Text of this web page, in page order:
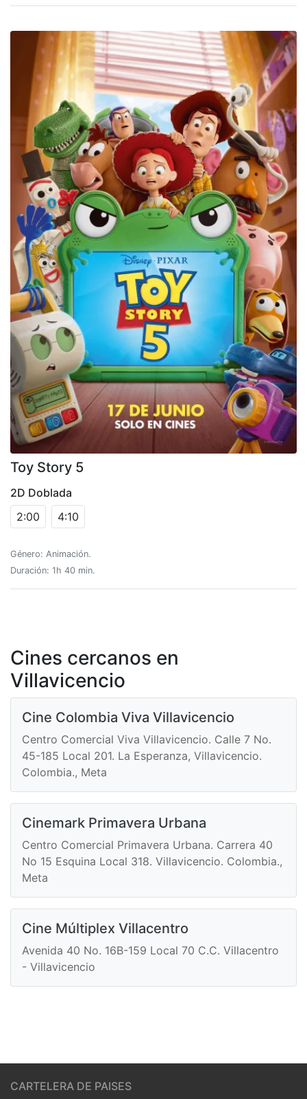
Toy Story 5
2D Doblada
2:00
4:10
Género: Animación.
Duración: 1h 40 min.
Cines cercanos en
Villavicencio
Cine Colombia Viva Villavicencio
Centro Comercial Viva Villavicencio. Calle 7 No.
45-185 Local 201. La Esperanza, Villavicencio.
Colombia., Meta
Cinemark Primavera Urbana
Centro Comercial Primavera Urbana. Carrera 40
No 15 Esquina Local 318. Villavicencio. Colombia.,
Meta
Cine Múltiplex Villacentro
Avenida 40 No. 16B-159 Local 70 C.C. Villacentro
- Villavicencio
CARTELERA DE PAISES